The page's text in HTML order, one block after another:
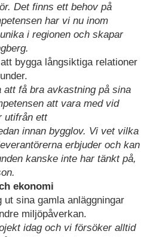
Det finns ett behov på
har vi nu inom
i regionen och skapar
bygga långsiktiga relationer
att få bra avkastning på sina
att vara med vid
utifrån ett
innan bygglov. Vi vet vilka
erbjuder och kan
kanske inte har tänkt på,
ekonomi
ut sina gamla anläggningar
miljöpåverkan.
idag och vi försöker alltid